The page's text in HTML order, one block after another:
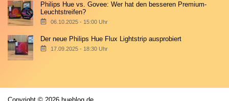
Philips Hue vs. Govee: Wer hat den besseren Premium-
Leuchtstreifen?
06.10.2025 - 15:00 Uhr
Der neue Philips Hue Flux Lightstrip ausprobiert
17.09.2025 - 18:30 Uhr